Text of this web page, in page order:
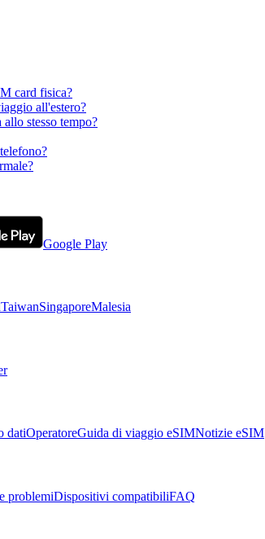
card fisica?
all'estero?
stesso tempo?
Google Play
TaiwanSingaporeMalesia
datiOperatoreGuida di viaggio eSIMNotizie eSIM
problemiDispositivi compatibiliFAQ